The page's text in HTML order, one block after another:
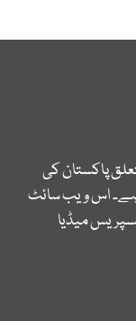
پاکستان کی
اس ویب سائٹ
میڈیا